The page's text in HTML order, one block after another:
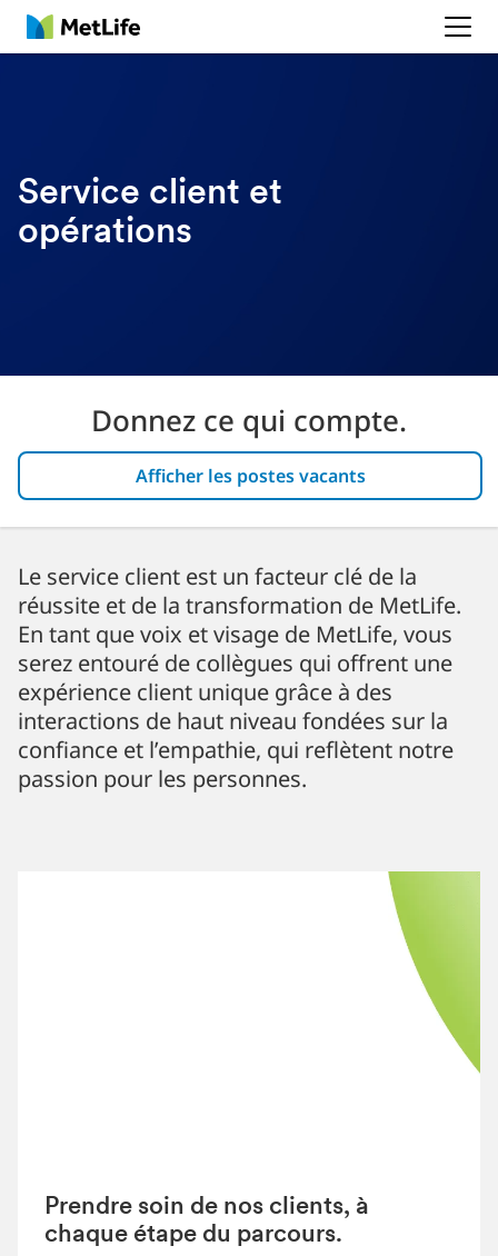
MetLife
Service client et
opérations
Donnez ce qui compte.
Afficher les postes vacants
Le service client est un facteur clé de la
réussite et de la transformation de MetLife.
En tant que voix et visage de MetLife, vous
serez entouré de collègues qui offrent une
expérience client unique grâce à des
interactions de haut niveau fondées sur la
confiance et l’empathie, qui reflètent notre
passion pour les personnes.
Prendre soin de nos clients, à
chaque étape du parcours.